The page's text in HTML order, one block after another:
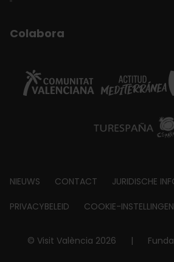
Colabora
Footer
about
NIEUWS CONTACT JURIDISCHE
PRIVACYBELEID COOKIE-INSTELLINGEN
© Visit València 2026 |